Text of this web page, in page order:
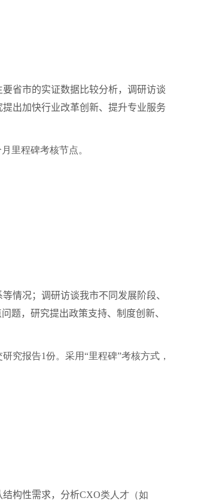
省市的实证数据比较分析，调研访谈
出加快行业改革创新、提升专业服务
里程碑考核节点。
情况；调研访谈我市不同发展阶段、
题，研究提出政策支持、制度创新、
研究报告1份。采用“里程碑”考核方式，
构性需求，分析CXO类人才（如